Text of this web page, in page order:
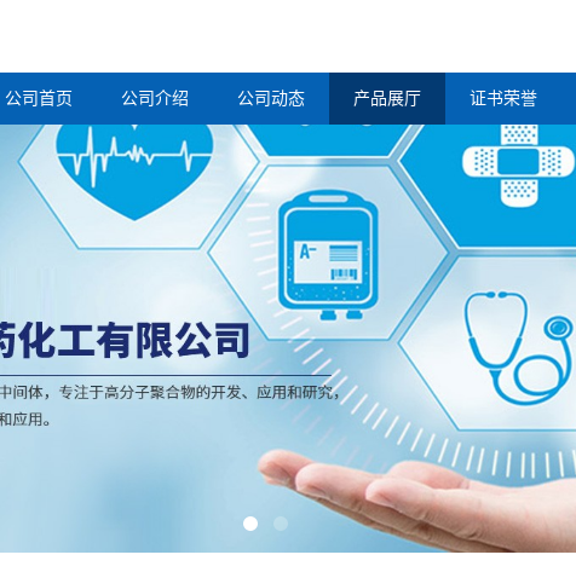
公司首页 公司介绍 公司动态 产品展厅 证书荣誉